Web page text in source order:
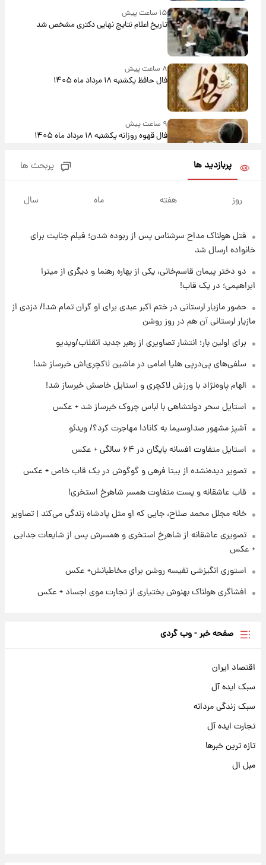
۱۵ ساعت پیش
تاریخ اعلام نتایج نهایی دکتری مشخص شد
۸ ساعت پیش
فال حافظ یکشنبه ۱۸ مرداد ماه ۱۴۰۵
۹ ساعت پیش
فال قهوه روزانه یکشنبه ۱۸ مرداد ماه ۱۴۰۵
۱۷ ساعت پیش
لیونل مسی عزادار شد! + جزئیات
۲۱ ساعت پیش
لحظه برخورد رعد و برق به ساختمان مرکز تجارت
جهانی در آمریکا + فیلم
۲۱ ساعت پیش
برای اولین بار؛ انتشار تصاویری از رهبر جدید
انقلاب/ویدیو
تصاویر عمامه بستن به شیوه خاتمی/ویدیو
پربازدید ها پربحث ها
روز هفته ماه سال
قتل هولناک مداح سرشناس پس از ربوده شدن؛ فیلم جنایت برای
خانواده ارسال شد
دو دختر پیمان قاسم‌خانی، یکی از بهاره رهنما و دیگری از میترا
ابراهیمی؛ در یک قاب!
حضور مازیار لرستانی در ختم اکبر عبدی برای او گران تمام شد!/ دزدی از
مازیار لرستانی آن هم در روز روشن
برای اولین بار؛ انتشار تصاویری از رهبر جدید انقلاب/ویدیو
سلفی‌های پی‌درپی هلیا امامی در ماشین لاکچری‌اش خبرساز شد!
الهام پاوه‌نژاد با ورزش لاکچری و استایل خاصش خبرساز شد!
استایل سحر دولتشاهی با لباس چروک خبرساز شد + عکس
آشپز مشهور صداوسیما به کانادا مهاجرت کرد؟/ ویدئو
استایل متفاوت افسانه بایگان در ۶۴ سالگی + عکس
تصویر دیده‌نشده از بیتا فرهی و گوگوش در یک قاب خاص + عکس
قاب عاشقانه و پست متفاوت همسر شاهرخ استخری!
خانه مجلل محمد صلاح، جایی که او مثل پادشاه زندگی می‌کند | تصاویر
تصویری عاشقانه از شاهرخ استخری و همسرش پس از شایعات جدایی
+ عکس
استوری انگیزشی نفیسه روشن برای مخاطبانش+ عکس
افشاگری هولناک بهنوش بختیاری از تجارت موی اجساد + عکس
صفحه خبر - وب گردی
اقتصاد ایران
سبک ایده آل
سبک زندگی مردانه
تجارت ایده آل
تازه ترین خبرها
مبل ال